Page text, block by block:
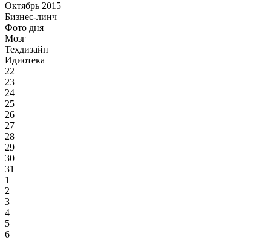
Октябрь 2015
Бизнес-линч
Фото дня
Мозг
Техдизайн
Идиотека
22
23
24
25
26
27
28
29
30
31
1
2
3
4
5
6